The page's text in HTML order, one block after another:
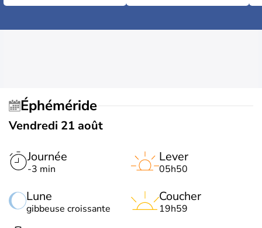
Éphéméride
Vendredi 21 août
Journée
-3 min
Lune
gibbeuse croissante
Lever
05h50
Coucher
19h59